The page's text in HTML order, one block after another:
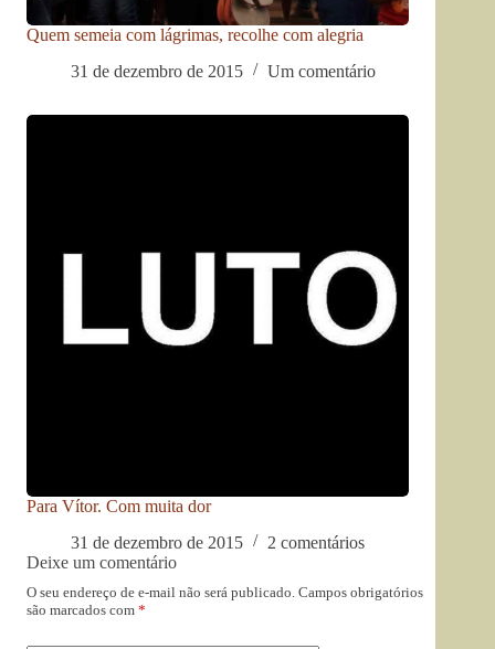
Quem semeia com lágrimas, recolhe com alegria
31 de dezembro de 2015
Um comentário
Para Vítor. Com muita dor
31 de dezembro de 2015
2 comentários
Deixe um comentário
O seu endereço de e-mail não será publicado. Campos obrigatórios
são marcados com *